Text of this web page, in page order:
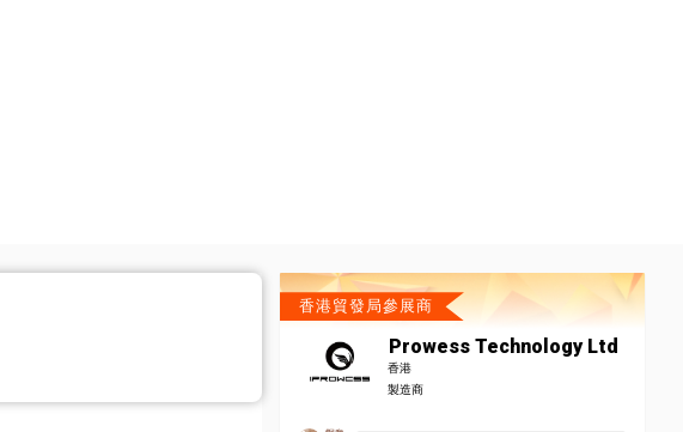
香港貿發局參展商
Prowess Technology Ltd
香港
製造商